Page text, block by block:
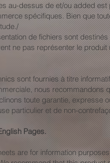
au-dessus de et/ou added
spécifiques. Bien que
de fichiers sont
ne pas représenter le produit
sont fournies à titre
nous recommandons
toute garantie, expresse
particulier et de non-
Pages.
are for information